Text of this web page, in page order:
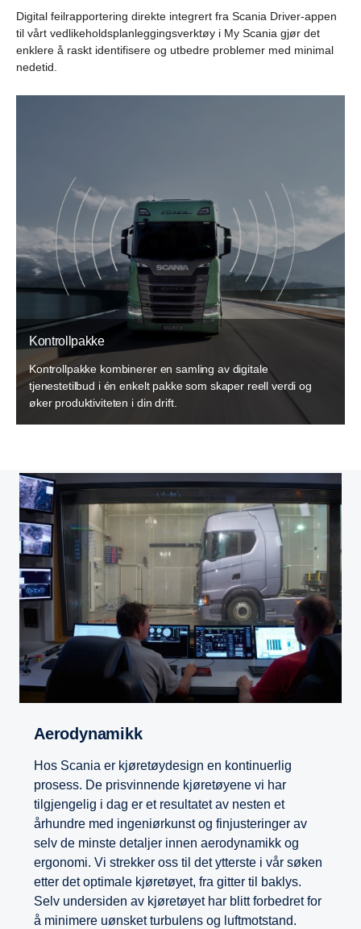
Digital feilrapportering direkte integrert fra Scania Driver-appen
til vårt vedlikeholdsplanleggingsverktøy i My Scania gjør det
enklere å raskt identifisere og utbedre problemer med minimal
nedetid.
Kontrollpakke
Kontrollpakke kombinerer en samling av digitale
tjenestetilbud i én enkelt pakke som skaper reell verdi og
øker produktiviteten i din drift.
Aerodynamikk
Hos Scania er kjøretøydesign en kontinuerlig
prosess. De prisvinnende kjøretøyene vi har
tilgjengelig i dag er et resultatet av nesten et
århundre med ingeniørkunst og finjusteringer av
selv de minste detaljer innen aerodynamikk og
ergonomi. Vi strekker oss til det ytterste i vår søken
etter det optimale kjøretøyet, fra gitter til baklys.
Selv undersiden av kjøretøyet har blitt forbedret for
å minimere uønsket turbulens og luftmotstand.